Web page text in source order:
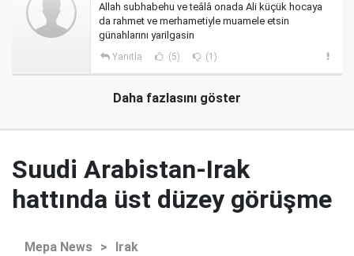
Allah subhabehu ve teâlâ onada Ali küçük hocaya
da rahmet ve merhametiyle muamele etsin
günahlarını yarilgasin
Yanıtla (5) (1)
Daha fazlasını göster
Suudi Arabistan-Irak
hattında üst düzey görüşme
Mepa News > Irak